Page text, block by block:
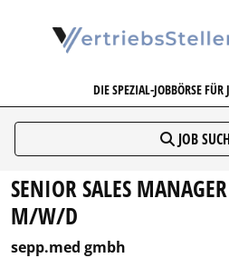
DIE SPEZIAL-JOBBÖRSE
JOB
SENIOR SALES
M/W/D
sepp.med gmbh